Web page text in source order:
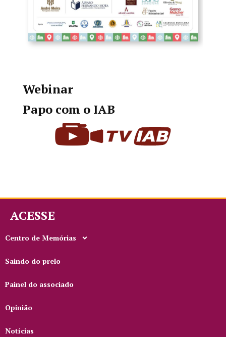
Webinar
Papo com o IAB
ACESSE
Centro de Memórias
Saindo do prelo
Painel do associado
Opinião
Notícias